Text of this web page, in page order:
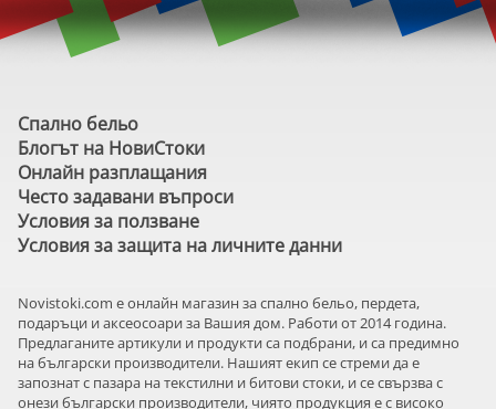
Спално бельо
Блогът на НовиСтоки
Онлайн разплащания
Често задавани въпроси
Условия за ползване
Условия за защита на личните данни
Novistoki.com e онлайн магазин за спално бельо, пердета,
подаръци и аксеосоари за Вашия дом. Работи от 2014 година.
Предлаганите артикули и продукти са подбрани, и са предимно
на български производители. Нашият екип се стреми да е
запознат с пазара на текстилни и битови стоки, и се свързва с
онези български производители, чиято продукция е с високо